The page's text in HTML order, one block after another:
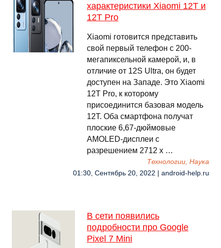
характеристики Xiaomi 12T и
12T Pro
Xiaomi готовится представить
свой первый телефон с 200-
мегапиксельной камерой, и, в
отличие от 12S Ultra, он будет
доступен на Западе. Это Xiaomi
12T Pro, к которому
присоединится базовая модель
12T. Оба смартфона получат
плоские 6,67-дюймовые
AMOLED-дисплеи с
разрешением 2712 x …
Технологии, Наука
01:30, Сентябрь 20, 2022 | android-help.ru
В сети появились
подробности про Google
Pixel 7 Mini